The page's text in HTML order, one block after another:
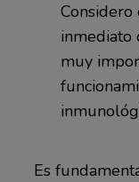
inmediato
muy
Es